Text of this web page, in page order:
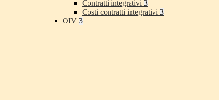
Contratti integrativi 3
Costi contratti integrativi 3
OIV 3